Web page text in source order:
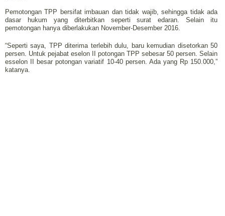
Pemotongan TPP bersifat imbauan dan tidak wajib, sehingga tidak ada
dasar hukum yang diterbitkan seperti surat edaran. Selain itu
pemotongan hanya diberlakukan November-Desember 2016.
“Seperti saya, TPP diterima terlebih dulu, baru kemudian disetorkan 50
persen. Untuk pejabat eselon II potongan TPP sebesar 50 persen. Selain
esselon II besar potongan variatif 10-40 persen. Ada yang Rp 150.000,”
katanya.